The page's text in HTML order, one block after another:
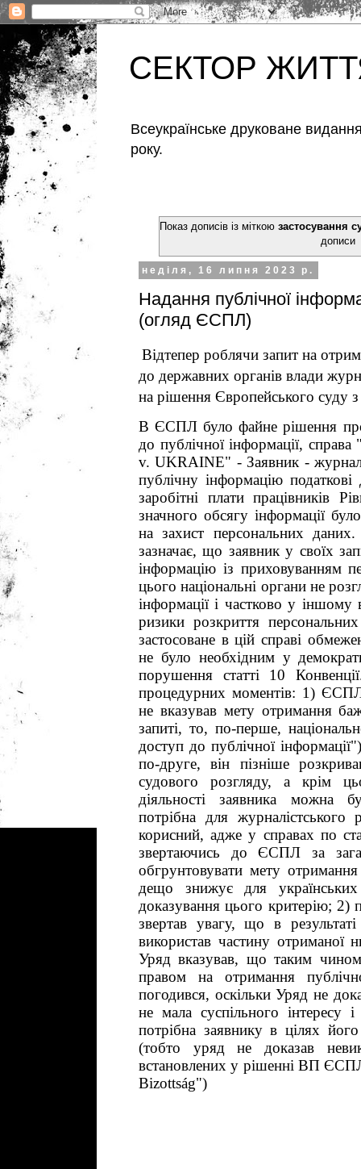
СЕКТОР
Всеукраїнське друковане
року.
Показ дописів із міткою застосування
дописи
неділя, 16 липня 2023 р.
Надання публічної
(огляд ЄСПЛ)
Відтепер роблячи запит на
до державних органів влади
на рішення Європейського суду
В ЄСПЛ було файне рішення
до публічної інформації,
v. UKRAINE" - Заявник -
публічну інформацію податкові
заробітні плати працівників
значного обсягу інформації
на захист персональних
зазначає, що заявник у своїх
інформацію із приховуванням
цього національні органи не
інформації і частково у іншому
ризики розкриття
застосоване в цій справі
не було необхідним у
порушення статті 10
процедурних моментів: 1)
не вказував мету отримання
запиті, то, по-перше,
доступ до публічної
по-друге, він пізніше
судового розгляду, а крім
діяльності заявника можна
потрібна для журналістського
корисний, адже у справах по
звертаючись до ЄСПЛ за
обгрунтовувати мету отримання
дещо знижує для
доказування цього критерію; 2)
звертав увагу, що в
використав частину отриманої
Уряд вказував, що таким
правом на отримання
погодився, оскільки Уряд не
не мала суспільного інтересу
потрібна заявнику в цілях його
(тобто уряд не доказав
встановлених у рішенні ВП
Bizottság")